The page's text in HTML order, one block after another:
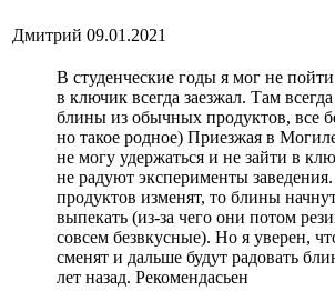
Дмитрий 09.01.2021
В студенческие годы я мог не
в ключик всегда заезжал. Там
блины из обычных продуктов, все
но такое родное) Приезжая в
не могу удержаться и не зайти в
не радуют эксперименты заведения.
продуктов изменят, то блины
выпекать (из-за чего они потом
совсем безвкусные). Но я уверен,
сменят и дальше будут радовать
лет назад. Рекомендасьен